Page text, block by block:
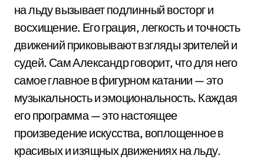
на льду вызывает подлинный восторг и
восхищение. Его грация, легкость и точность
движений приковывают взгляды зрителей и
судей. Сам Александр говорит, что для него
самое главное в фигурном катании — это
музыкальность и эмоциональность. Каждая
его программа — это настоящее
произведение искусства, воплощенное в
красивых и изящных движениях на льду.